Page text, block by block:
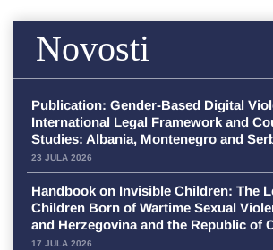
Novosti
Publication: Gender-Based Digital
International Legal Framework and
Studies: Albania, Montenegro and
23 JULA 2026
Handbook on Invisible Children: The
Children Born of Wartime Sexual
and Herzegovina and the Republic of
17 JULA 2026